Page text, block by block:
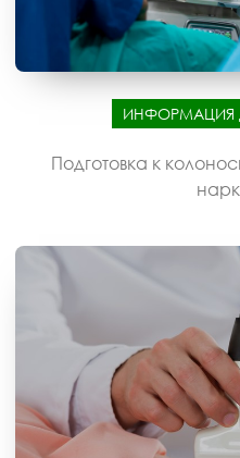
ИНФОРМАЦИЯ
Подготовка к